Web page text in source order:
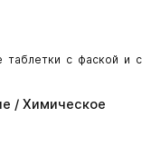
таблетки с фаской и с
/ Химическое